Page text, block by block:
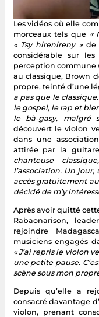
Les vidéos où elle
morceaux tels que «
« Tsy hirenireny »de
considérable sur
perception commune
au classique, Brown
propre, teinté d’une
a pas que le
le gospel, le rap et
le bà-gasy, malgré
découvert le violon
dans une
attirée par la
chanteuse
l’association. Un
accès gratuitement
décidé de m’y
Après avoir quitté
Rabaonarison,
rejoindre
musiciens engagés
« J’ai repris le violon
une petite pause.
scène sous mon
Depuis qu’elle a
consacré davantage
violon, prenant